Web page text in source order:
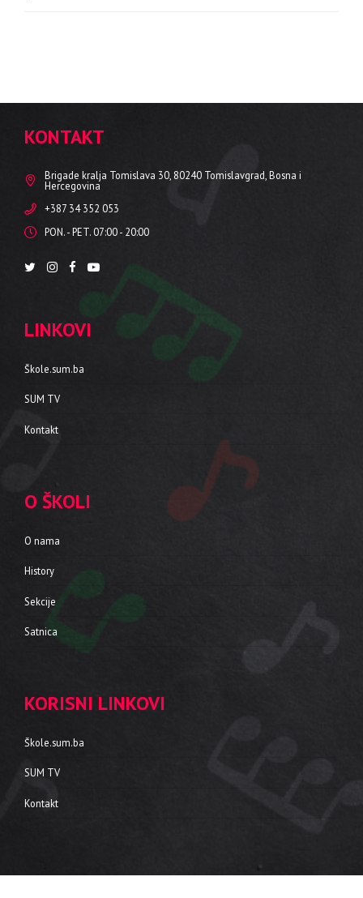
KONTAKT
Brigade kralja Tomislava 30, 80240 Tomislavgrad, Bosna i
Hercegovina
+387 34 352 053
PON. - PET. 07:00 - 20:00
LINKOVI
Škole.sum.ba
SUM TV
Kontakt
O ŠKOLI
O nama
History
Sekcije
Satnica
KORISNI LINKOVI
Škole.sum.ba
SUM TV
Kontakt